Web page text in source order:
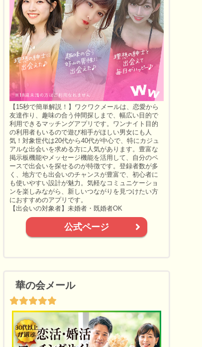
【15秒で簡単解説！】ワクワクメールは、恋愛から
友達作り、趣味の合う仲間探しまで、幅広い目的で
利用できるマッチングアプリです。ワンナイト目的
の利用者もいるので遊び相手がほしい男女にも人
気！対象世代は20代から40代が中心で、特にカジュ
アルな出会いを求める方に人気があります。豊富な
掲示板機能やメッセージ機能を活用して、自分のペ
ースで出会いを探せるのが特徴です。登録者数が多
く、地方でも出会いのチャンスが豊富で、初心者に
も使いやすい設計が魅力。気軽なコミュニケーショ
ンを楽しみながら、新しいつながりを見つけたい方
におすすめのアプリです。
【出会いの対象者】未婚者・既婚者OK
公式ページ
華の会メール